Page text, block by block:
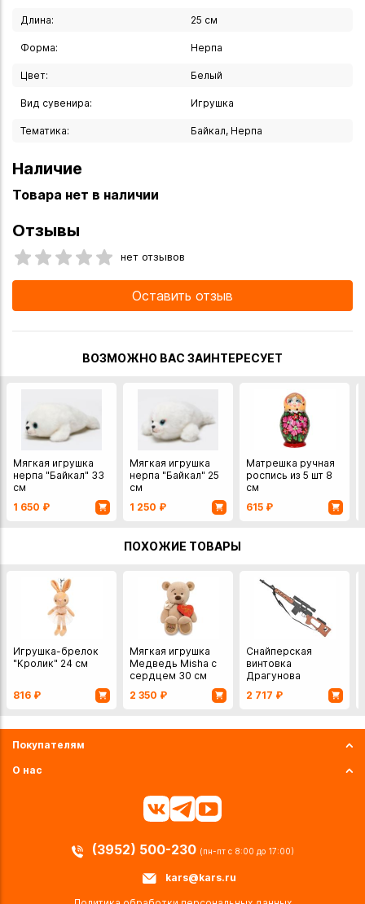
Длина: 25 см
Форма: Нерпа
Цвет: Белый
Вид сувенира: Игрушка
Тематика: Байкал, Нерпа
Наличие
Товара нет в наличии
Отзывы
нет отзывов
Оставить отзыв
ВОЗМОЖНО ВАС ЗАИНТЕРЕСУЕТ
Мягкая игрушка
нерпа "Байкал" 33
см
1 650 ₽
Мягкая игрушка
нерпа "Байкал" 25
см
1 250 ₽
Матрешка ручная
роспись из 5 шт 8
см
615 ₽
ПОХОЖИЕ ТОВАРЫ
Игрушка-брелок
"Кролик" 24 см
816 ₽
Мягкая игрушка
Медведь Misha с
сердцем 30 см
2 350 ₽
Снайперская
винтовка
Драгунова
2 717 ₽
Покупателям
О нас
(3952) 500-230 (пн-пт с 8:00 до 17:00)
kars@kars.ru